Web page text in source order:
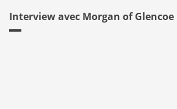
Interview avec Morgan of Glencoe